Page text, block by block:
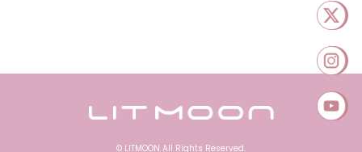
© LITMOON All Rights Reserved.